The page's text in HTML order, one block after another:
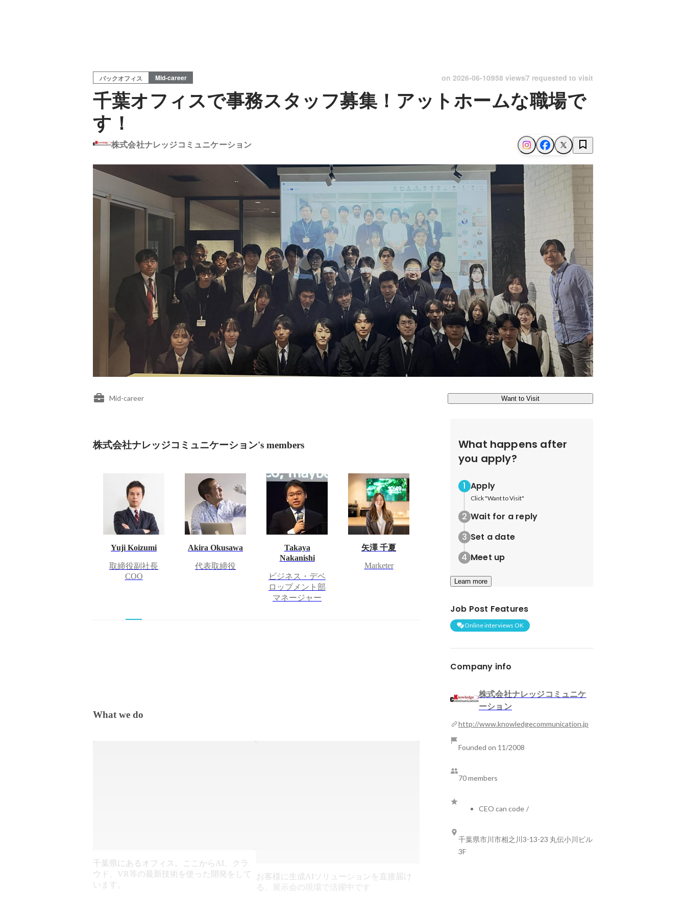
バックオフィス Mid-career on 2026-06-10958 views7 requested to visit
千葉オフィスで事務スタッフ募集！アットホームな職場で
す！
株式会社ナレッジコミュニケーション
Mid-career Want to Visit
株式会社ナレッジコミュニケーション's members
Yuji Koizumi
取締役副社長
COO
Akira Okusawa
代表取締役
Takaya
Nakanishi
ビジネス・デベ
ロップメント部
マネージャー
矢澤 千夏
Marketer
What we do
千葉県にあるオフィス。ここからAI、クラ
ウド、VR等の最新技術を使った開発をして
います。
お客様に生成AIソリューションを直接届け
る、展示会の現場で活躍中です
What happens after
you apply?
Apply
Click "Want to Visit"
Wait for a reply
Set a date
Meet up
Learn more
Job Post Features
Online interviews OK
Company info
株式会社ナレッジコミュニケ
ーション
http://www.knowledgecommunication.jp
Founded on 11/2008
70 members
CEO can code /
千葉県市川市相之川3-13-23 丸伝小川ビル
3F